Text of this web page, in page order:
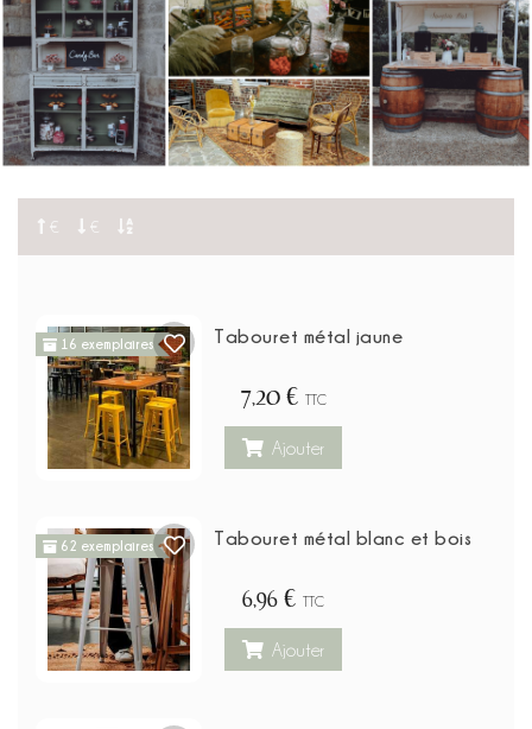
€ €
16 exemplaires Tabouret métal jaune
7,20 € TTC
Ajouter
62 exemplaires Tabouret métal blanc et bois
6,96 € TTC
Ajouter